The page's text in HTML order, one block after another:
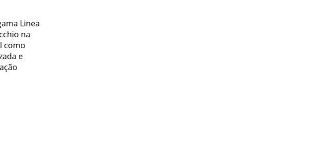
Linea
na
como
e